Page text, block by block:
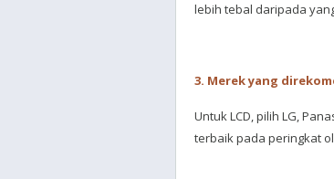
lebih tebal daripada
3. Merek yang
Untuk LCD, pilih LG,
terbaik pada peringkat